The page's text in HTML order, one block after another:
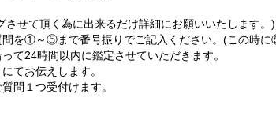
させて頂く為に出来るだけ詳細にお願いいたします。)
問を①～⑤まで番号振りでご記入ください。(この時
て24時間以内に鑑定させていただきます。
てお伝えします。
問１つ受付けます。